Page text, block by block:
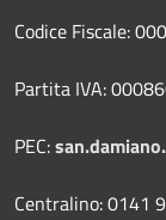
Codice Fiscale:
Partita IVA:
PEC:
Centralino: 0141